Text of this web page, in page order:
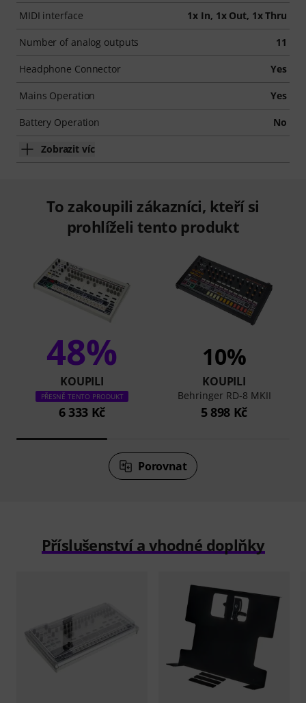
MIDI interface 1x In, 1x Out, 1x Thru
Number of analog outputs 11
Headphone Connector Yes
Mains Operation Yes
Battery Operation No
Zobrazit víc
To zakoupili zákazníci, kteří si
prohlíželi tento produkt
48%
KOUPILI
PŘESNĚ TENTO PRODUKT
6 333 Kč
10%
KOUPILI
Behringer RD-8 MKII
5 898 Kč
Porovnat
Příslušenství a vhodné doplňky